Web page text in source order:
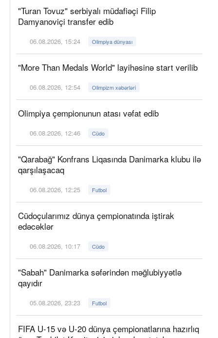
"Turan Tovuz" serbiyalı müdafiəçi Filip
Damyanoviçi transfer edib
06.08.2026, 15:24 Olimpiya dünyası
"More Than Medals World" layihəsinə start verilib
06.08.2026, 12:54 Olimpizm xəbərləri
Olimpiya çempionunun atası vəfat edib
06.08.2026, 12:46 Cüdo
"Qarabağ" Konfrans Liqasında Danimarka klubu ilə
qarşılaşacaq
06.08.2026, 12:25 Futbol
Cüdoçularımız dünya çempionatında iştirak
edəcəklər
06.08.2026, 10:17 Cüdo
"Sabah" Danimarka səfərindən məğlubiyyətlə
qayıdır
05.08.2026, 23:23 Futbol
FIFA U-15 və U-20 dünya çempionatlarına hazırlıq